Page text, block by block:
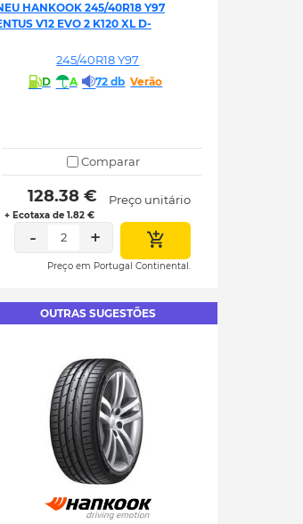
HANKOOK 245/40R18 Y97
V12 EVO 2 K120 XL D-
245/40R18 Y97
D A 72 db Verão
Comparar
128.38 €
+ Ecotaxa de 1.82 €
Preço unitário
- 2 +
Preço em Portugal Continental.
OUTRAS SUGESTÕES